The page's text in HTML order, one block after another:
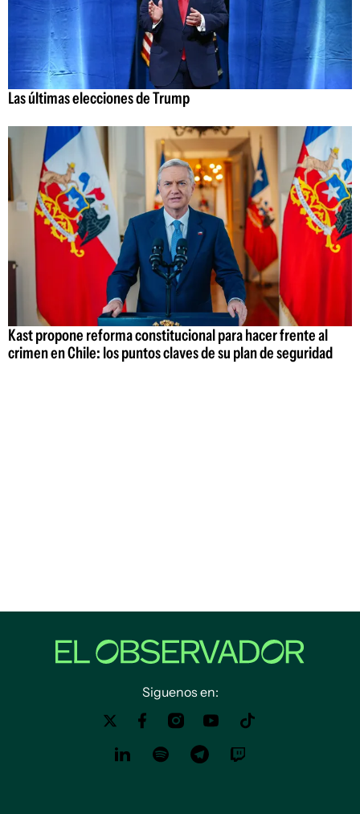
Las últimas elecciones de Trump
Kast propone reforma constitucional para hacer frente al
crimen en Chile: los puntos claves de su plan de seguridad
Siguenos en: